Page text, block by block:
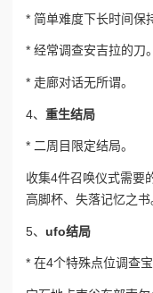
* 简单难度下长时间保
* 经常调查安吉拉的刀。
* 走廊对话无所谓。
4、 重生结局
* 二周目限定结局。
收集4件召唤仪式需要
高脚杯、失落记忆之书
5、 ufo结局
* 在4个特殊点位调查宝